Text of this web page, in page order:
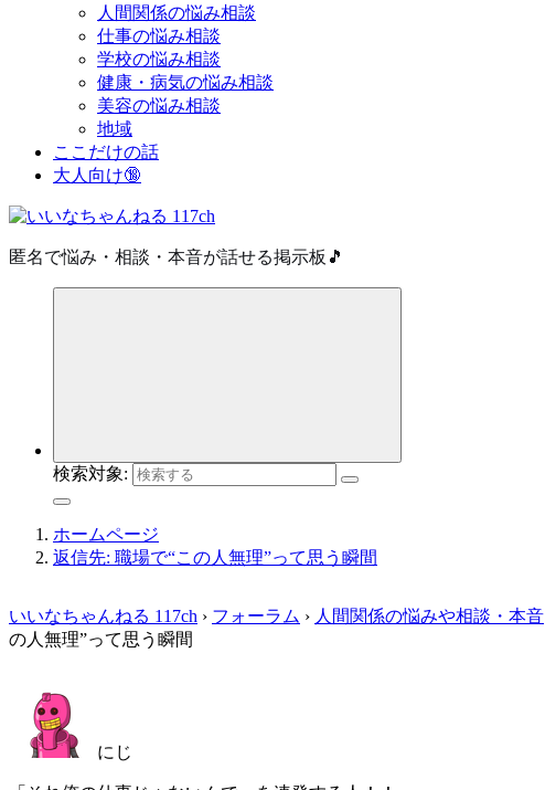
人間関係の悩み相談
仕事の悩み相談
学校の悩み相談
健康・病気の悩み相談
美容の悩み相談
地域
ここだけの話
大人向け🔞
匿名で悩み・相談・本音が話せる掲示板🎵
検索対象:
ホームページ
返信先: 職場で“この人無理”って思う瞬間
いいなちゃんねる 117ch › フォーラム › 人間関係の悩みや相談・本音
の人無理”って思う瞬間
にじ